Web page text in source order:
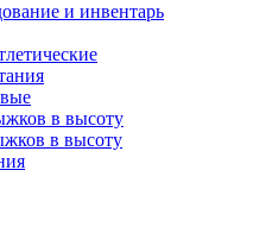
и инвентарь
в высоту
в высоту